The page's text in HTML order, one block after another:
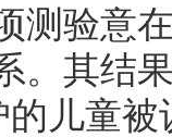
测验意
。其结
的儿童